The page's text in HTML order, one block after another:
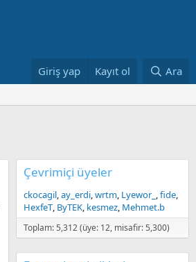
Giriş yap Kayıt ol Ara
Çevrimiçi üyeler
ckocagil ay_erdi wrtm Lyewor_
fide
HexfeT ByTEK kesmez Mehmet.b
Toplam: 5,312 (üye: 12, misafir: 5,300)